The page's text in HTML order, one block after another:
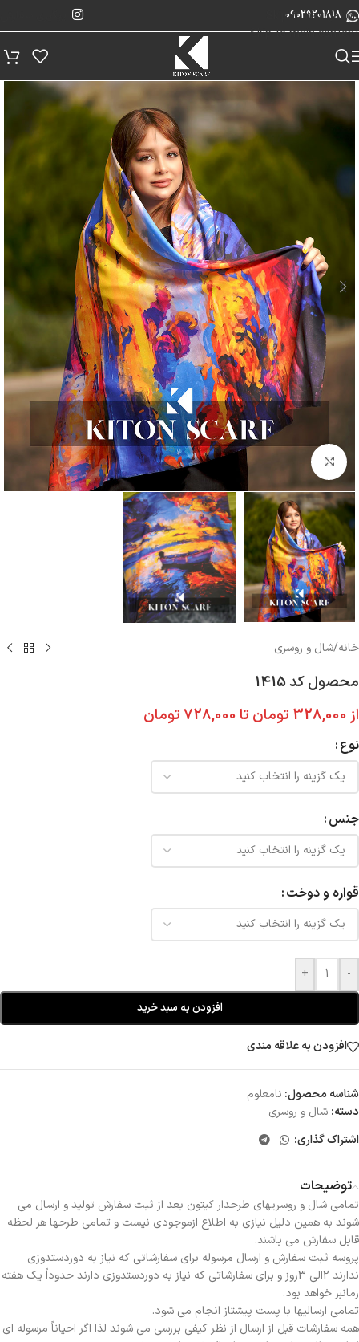
Skip to navigation
Skip to main content
09029201818
بزرگنمایی تصویر
خانه/شال و روسری
محصول کد 1415
از 328,000 تومان تا 728,000تومان
نوع
جنس
قواره و دوخت
-
+
افزودن به سبد خرید
افزودن به علاقه مندی
شناسه محصول: نامعلوم
دسته: شال و روسری
اشتراک گذاری:
توضیحات
تمامی شال و روسریهای طرحدار کیتون بعد از ثبت سفارش تولید و ارسال می
شوند به همین دلیل نیازی به اطلاع ازموجودی نیست و تمامی طرحها هر لحظه
قابل سفارش می باشند.
پروسه ثبت سفارش و ارسال مرسوله برای سفارشاتی که نیاز به دوردستدوزی
ندارند 2الی 3روز و برای سفارشاتی که نیاز به دوردستدوزی دارند حدوداً یک هفته
زمانبر خواهد بود.
تمامی ارسالیها با پست پیشتاز انجام می شود.
همه سفارشات قبل از ارسال از نظر کیفی بررسی می شوند لذا اگر احیاناً مرسوله ای